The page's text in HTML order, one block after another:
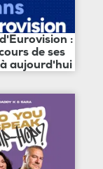
:
de ses
aujourd'hui